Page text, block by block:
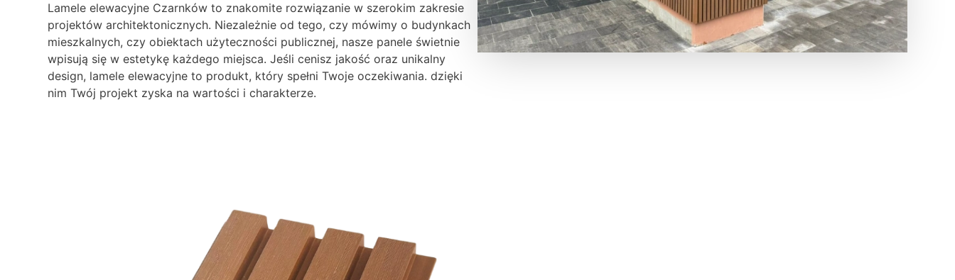
Lamele elewacyjne Czarnków to znakomite rozwiązanie w szerokim zakresie
projektów architektonicznych. Niezależnie od tego, czy mówimy o budynkach
mieszkalnych, czy obiektach użyteczności publicznej, nasze panele świetnie
wpisują się w estetykę każdego miejsca. Jeśli cenisz jakość oraz unikalny
design, lamele elewacyjne to produkt, który spełni Twoje oczekiwania. dzięki
nim Twój projekt zyska na wartości i charakterze.